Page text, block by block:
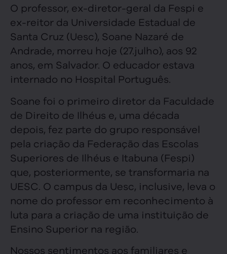
O professor, ex-diretor-geral da Fespi e
ex-reitor da Universidade Estadual de
Santa Cruz (Uesc), Soane Nazaré de
Andrade, morreu hoje (27.julho), aos 92
anos, em Salvador. O educador estava
internado no Hospital Português.
Soane foi o primeiro diretor da Faculdade
de Direito de Ilhéus e, uma década
depois, fez parte do grupo responsável
pela criação da Federação das Escolas
Superiores de Ilhéus e Itabuna (Fespi)
que, posteriormente, se transformaria na
UESC. O campus da Uesc, inclusive, leva o
nome do professor em reconhecimento à
luta para a criação de uma instituição de
Ensino Superior na região.
Nossos sentimentos aos familiares e